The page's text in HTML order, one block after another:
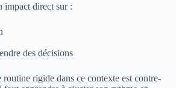
impact direct sur :
des décisions
routine rigide dans ce contexte est contre-